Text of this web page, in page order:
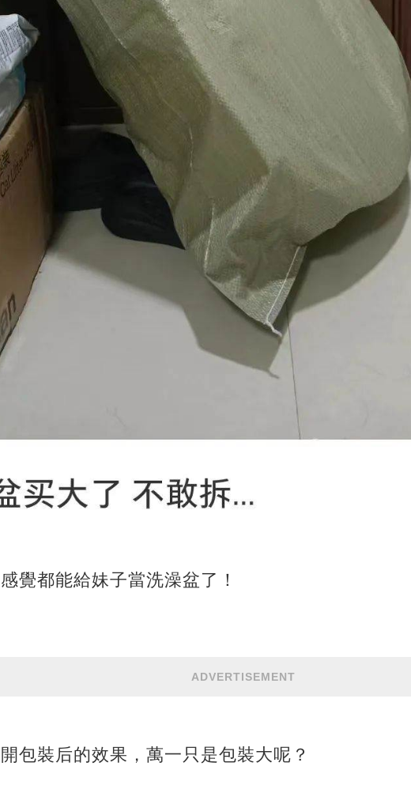
覺都能給妹子當洗澡盆了！
ADVERTISEMENT
包裝后的效果，萬一只是包裝大呢？